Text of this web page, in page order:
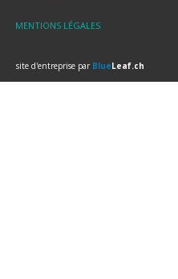
MENTIONS LÉGALES
site d'entreprise par BlueLeaf.ch